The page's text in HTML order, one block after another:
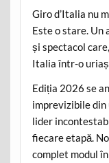
Giro d’Italia nu
Este o stare. Un
și spectacol
Italia într-o
Ediția 2026 se
imprevizibile din
lider
fiecare etapă.
complet modul